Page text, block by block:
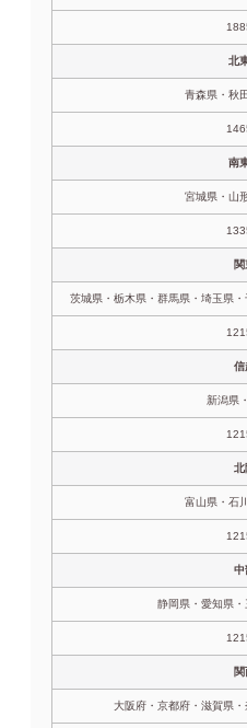
北
青森県・秋
南
宮城県・山
関
茨城県・栃木県・群馬県・埼玉県
信
新潟県
北
富山県・石
中
静岡県・愛知県・
関
大阪府・京都府・滋賀県